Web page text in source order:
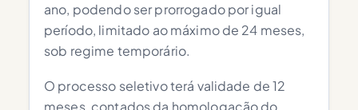
ano, podendo ser prorrogado por igual
período, limitado ao máximo de 24 meses,
sob regime temporário.
O processo seletivo terá validade de 12
meses, contados da homologação do